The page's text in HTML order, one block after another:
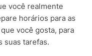
você realmente
horários para as
você gosta, para
suas tarefas.